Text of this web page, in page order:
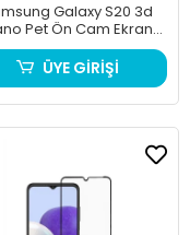
Galaxy S20 3d
Pet Ön Cam Ekran
Koruyucu
ÜYE GİRİŞİ